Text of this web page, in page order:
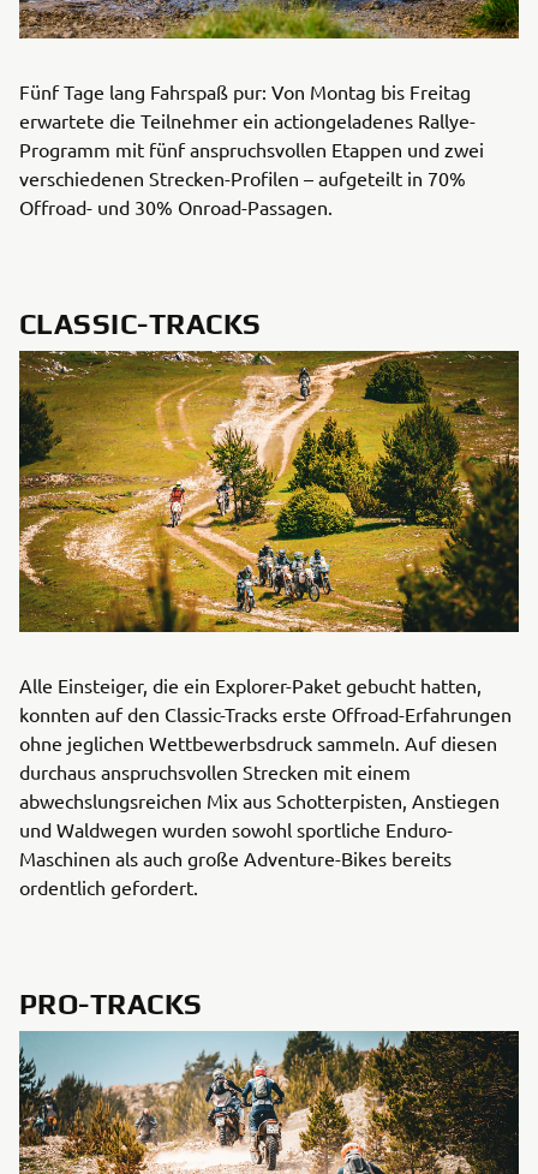
Fünf Tage lang Fahrspaß pur: Von Montag bis Freitag
erwartete die Teilnehmer ein actiongeladenes Rallye-
Programm mit fünf anspruchsvollen Etappen und zwei
verschiedenen Strecken-Profilen – aufgeteilt in 70%
Offroad- und 30% Onroad-Passagen.
CLASSIC-TRACKS
Alle Einsteiger, die ein Explorer-Paket gebucht hatten,
konnten auf den Classic-Tracks erste Offroad-Erfahrungen
ohne jeglichen Wettbewerbsdruck sammeln. Auf diesen
durchaus anspruchsvollen Strecken mit einem
abwechslungsreichen Mix aus Schotterpisten, Anstiegen
und Waldwegen wurden sowohl sportliche Enduro-
Maschinen als auch große Adventure-Bikes bereits
ordentlich gefordert.
PRO-TRACKS